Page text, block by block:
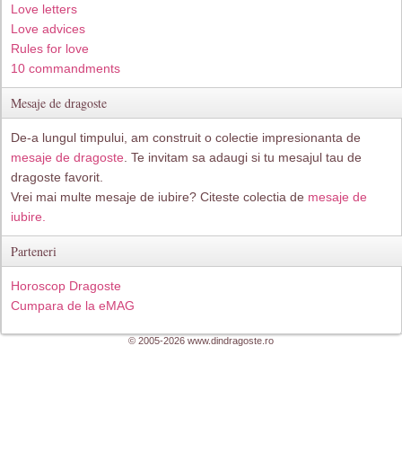
Love letters
Love advices
Rules for love
10 commandments
Mesaje de dragoste
De-a lungul timpului, am construit o colectie impresionanta de
mesaje de dragoste . Te invitam sa adaugi si tu mesajul tau de
dragoste favorit.
Vrei mai multe mesaje de iubire? Citeste colectia de mesaje de
iubire.
Parteneri
Horoscop Dragoste
Cumpara de la eMAG
© 2005-2026 www.dindragoste.ro